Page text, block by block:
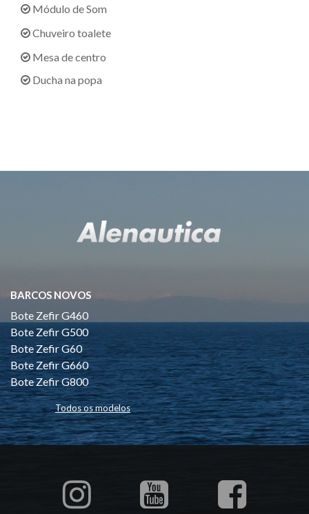
Módulo de Som
Chuveiro toalete
Mesa de centro
Ducha na popa
BARCOS NOVOS
Bote Zefir G460
Bote Zefir G500
Bote Zefir G60
Bote Zefir G660
Bote Zefir G800
Todos os modelos